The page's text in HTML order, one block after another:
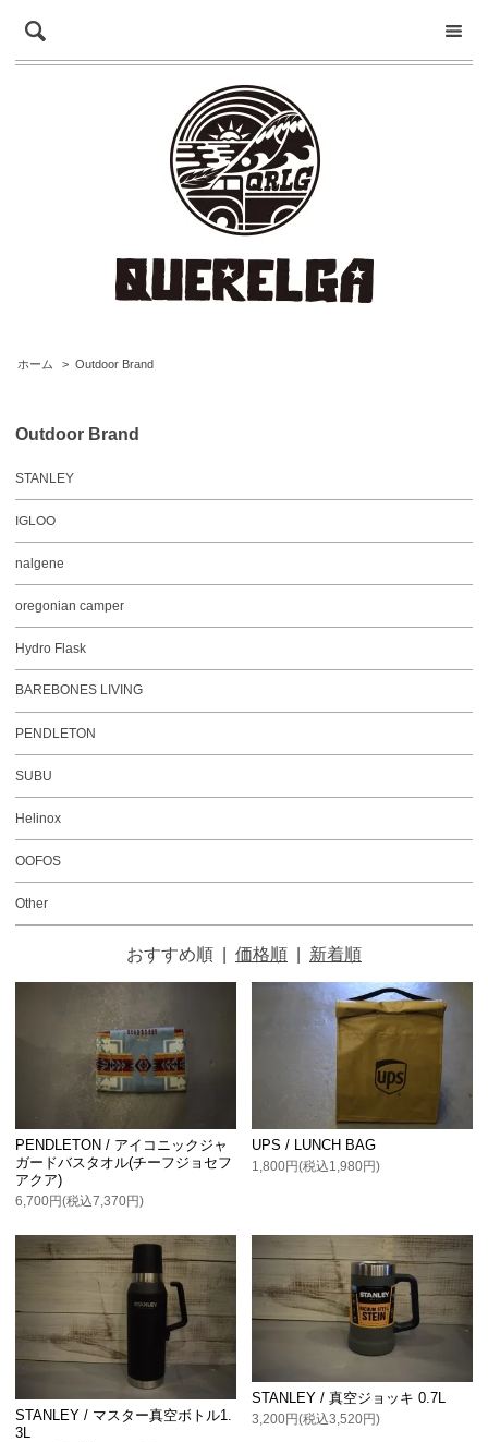
ホーム > Outdoor Brand
Outdoor Brand
STANLEY
IGLOO
nalgene
oregonian camper
Hydro Flask
BAREBONES LIVING
PENDLETON
SUBU
Helinox
OOFOS
Other
おすすめ順 価格順 新着順
PENDLETON / アイコニックジャ
ガードバスタオル(チーフジョセフ
アクア)
6,700円(税込7,370円)
UPS / LUNCH BAG
1,800円(税込1,980円)
STANLEY / マスター真空ボトル1.
3L
STANLEY / 真空ジョッキ 0.7L
3,200円(税込3,520円)